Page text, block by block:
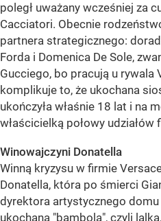
poległ uważany wcześniej za
Cacciatori. Obecnie
partnera strategicznego:
Forda i Domenica De Sole,
Gucciego, bo pracują u rywala
komplikuje to, że ukochana
ukończyła właśnie 18 lat i na
właścicielką połowy udziałów
Winowajczyni Donatella
Winną kryzysu w firmie
Donatella, która po śmierci
dyrektora artystycznego domu
ukochaną "bambolą", czyli